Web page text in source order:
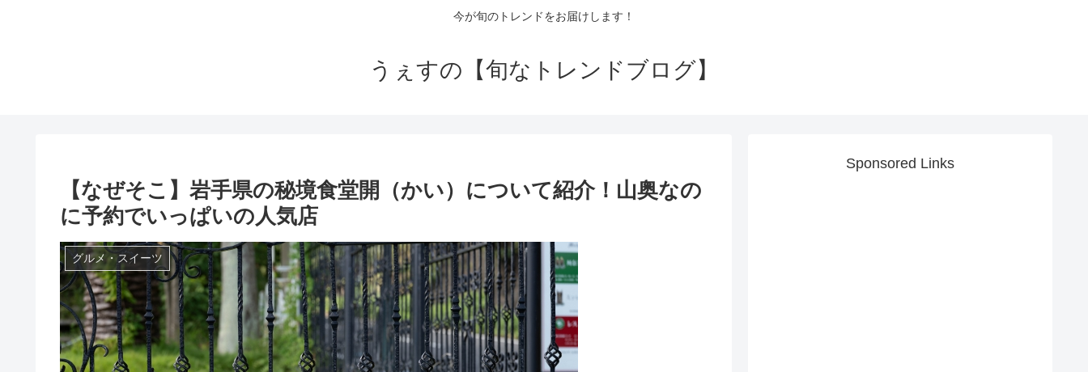
今が旬のトレンドをお届けします！
うぇすの【旬なトレンドブログ】
【なぜそこ】岩手県の秘境食堂開（かい）について紹介！山奥なの
に予約でいっぱいの人気店
グルメ・スイーツ
Sponsored Links